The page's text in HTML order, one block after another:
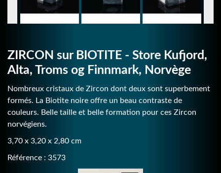
ZIRCON sur BIOTITE - Store Kufjord,
Alta, Troms og Finnmark, Norvège
Nombreux cristaux de Zircon dont deux sont superbement
formés. La Biotite noire offre un beau contraste de
couleurs. Belle taille et belle formation pour ces Zircon
norvégiens.
3,70 x 3,20 x 2,80 cm
Référence : 3573